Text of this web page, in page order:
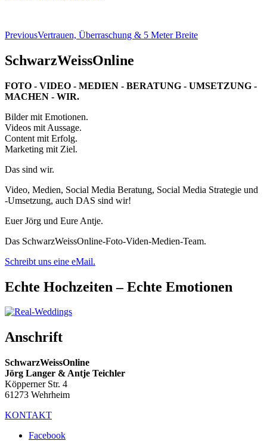
Beitragsnavigation
PreviousVertrauen, Überraschung & 5 Meter Breite
SchwarzWeissOnline
FOTO - VIDEO - MEDIEN - BERATUNG - UMSETZUNG -
MACHEN - WIR.
Bilder mit Emotionen.
Videos mit Aussage.
Content mit Erfolg.
Marketing mit Ziel.
Das sind wir.
Video, Medien, Social Media Beratung, Social Media Strategie und
-Umsetzung, auch DAS sind wir!
Euer Jörg und Eure Antje.
Das SchwarzWeissOnline-Foto-Viden-Medien-Team.
Schreibt uns eine eMail.
Echte Hochzeiten – Echte Emotionen
Anschrift
SchwarzWeissOnline
Jörg Langer & Antje Teichler
Köpperner Str. 4
61273 Wehrheim
KONTAKT
Facebook